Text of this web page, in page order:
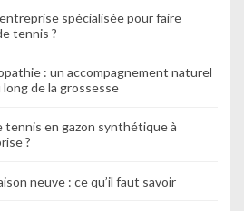
spécialisée pour faire
tennis ?
: un accompagnement naturel
de la grossesse
en gazon synthétique à
?
neuve : ce qu’il faut savoir